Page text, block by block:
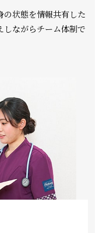
状態を情報共有した
しながらチーム体制で